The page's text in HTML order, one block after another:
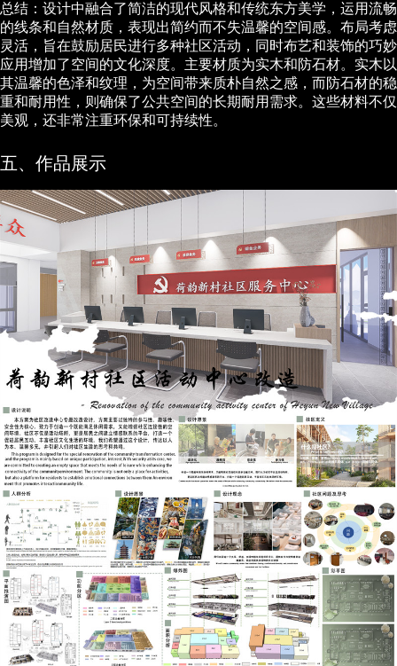
总结：设计中融合了简洁的现代风格和传统东方美学，运用流畅
的线条和自然材质，表现出简约而不失温馨的空间感。布局考虑
灵活，旨在鼓励居民进行多种社区活动，同时布艺和装饰的巧妙
应用增加了空间的文化深度。主要材质为实木和防石材。实木以
其温馨的色泽和纹理，为空间带来质朴自然之感，而防石材的稳
重和耐用性，则确保了公共空间的长期耐用需求。这些材料不仅
美观，还非常注重环保和可持续性。
五、作品展示